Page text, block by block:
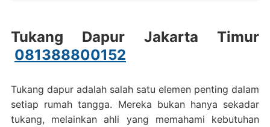
Tukang Dapur Jakarta Timur
081388800152
Tukang dapur adalah salah satu elemen penting dalam
setiap rumah tangga. Mereka bukan hanya sekadar
tukang, melainkan ahli yang memahami kebutuhan